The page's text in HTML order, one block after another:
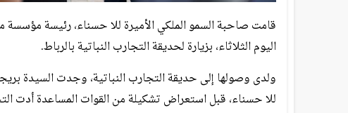
قامت صاحبة السمو الملكي الأميرة للا حسناء، رئيسة
اليوم الثلاثاء، بزيارة لحديقة التجارب النباتية بالرباط.
ولدى وصولها إلى حديقة التجارب النباتية، وجدت السيدة
للا حسناء، قبل استعراض تشكيلة من القوات المساعدة أدت